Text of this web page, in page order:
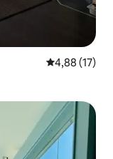
Gemiddelde
4,88 (17)